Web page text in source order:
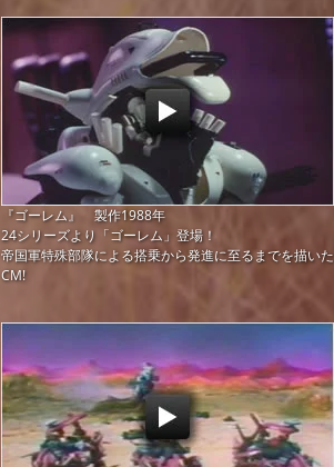
『ゴーレム』 製作1988年
24シリーズより「ゴーレム」登場！
帝国軍特殊部隊による搭乗から発進に至るまでを描いた
CM!